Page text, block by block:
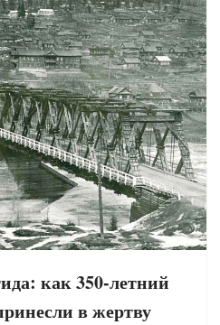
как 350-летний
в жертву